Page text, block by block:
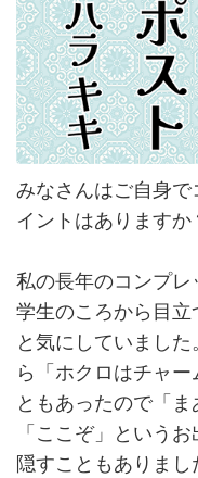
みなさんはご自身
イントはありますか
私の長年のコンプ
学生のころから目
と気にしていまし
ら「ホクロはチャ
ともあったので「ま
「ここぞ」という
隠すこともありまし